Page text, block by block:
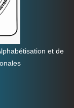
et de